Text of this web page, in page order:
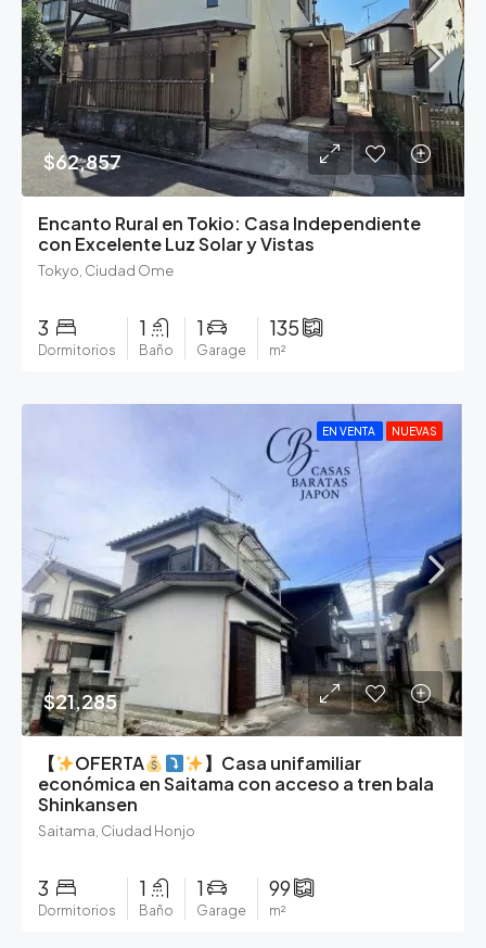
$62,857
Encanto Rural en Tokio: Casa Independiente
con Excelente Luz Solar y Vistas
Tokyo, Ciudad Ome
3
Dormitorios
1
Baño
1
Garage
135
m²
EN VENTA NUEVAS
$21,285
【 OFERTA
】Casa unifamiliar
económica en Saitama con acceso a tren bala
Shinkansen
Saitama, Ciudad Honjo
3
Dormitorios
1
Baño
1
Garage
99
m²